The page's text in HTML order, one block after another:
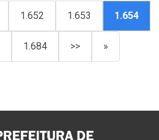
1.652 1.653 1.654
1.684 >> »